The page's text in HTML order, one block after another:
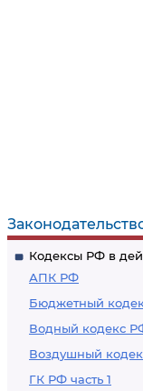
Кодексы РФ в
АПК РФ
Бюджетный
Водный кодекс
Воздушный
ГК РФ часть 1